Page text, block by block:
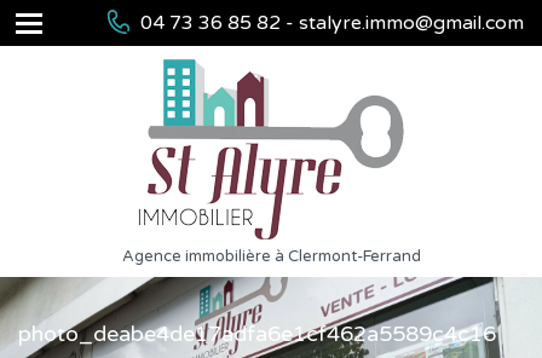
04 73 36 85 82 - stalyre.immo@gmail.com
Agence immobilière à Clermont-Ferrand
photo_deabe4de17adfa6e1cf462a5589c4c16